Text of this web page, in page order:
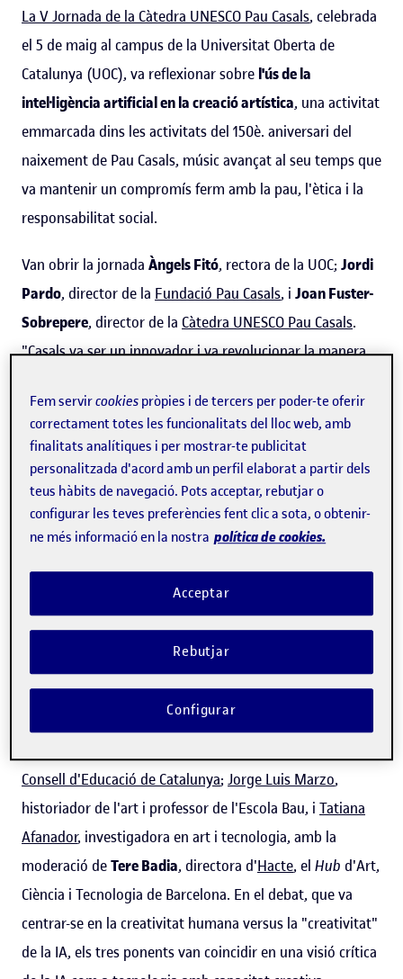
La V Jornada de la Càtedra UNESCO Pau Casals, celebrada
el 5 de maig al campus de la Universitat Oberta de
Catalunya (UOC), va reflexionar sobre l'ús de la
intel·ligència artificial en la creació artística, una activitat
emmarcada dins les activitats del 150è. aniversari del
naixement de Pau Casals, músic avançat al seu temps que
va mantenir un compromís ferm amb la pau, l'ètica i la
responsabilitat social.
Van obrir la jornada Àngels Fitó, rectora de la UOC; Jordi
Pardo, director de la Fundació Pau Casals, i Joan Fuster-
Sobrepere, director de la Càtedra UNESCO Pau Casals.
"Casals va ser un innovador i va revolucionar la manera
accessible per a tothom i va ser exemple de civisme i de
pau. Avui, la intel·ligència artificial està redefinint els
processos creatius, l'aprenentatge.Davant aquesta
tecnologia tan poderosa, l'ètica i la mirada crítica que va
mantenir Casals són imprescindibles", va defensar Fitó,
Creativitat humana versus automatisme
La primera part de la jornada la va protagonitzar una
Consell d'Educació de Catalunya; Jorge Luis Marzo,
historiador de l'art i professor de l'Escola Bau, i Tatiana
Afanador, investigadora en art i tecnologia, amb la
moderació deTere Badia, directora d'Hacte, el Hub d'Art,
Ciència i Tecnologia de Barcelona. En el debat, que va
centrar-se en la creativitat humana versus la "creativitat"
de la IA, els tres ponents van coincidir en una visió crítica
Fem servircookies pròpies i de tercers per poder-te oferir
correctament totes les funcionalitats del lloc web, amb
finalitats analítiques i per mostrar-te publicitat
personalitzada d'acord amb un perfil elaborat a partir dels
teus hàbits de navegació. Pots acceptar, rebutjar o
configurar les teves preferències fent clic a sota, o obtenir-
ne més informació en la nostra política de cookies.
Rebutjar
Acceptar
Configurar